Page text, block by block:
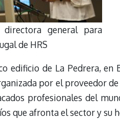
directora general para
de HRS
edificio de La Pedrera, en
por el proveedor
profesionales del
que afronta el sector y su